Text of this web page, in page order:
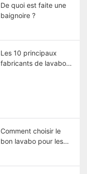
architectes et des
entrepreneurs ?
De quoi est faite une
baignoire ?
Les 10 principaux
fabricants de lavabos
Comment choisir le
bon lavabo pour les